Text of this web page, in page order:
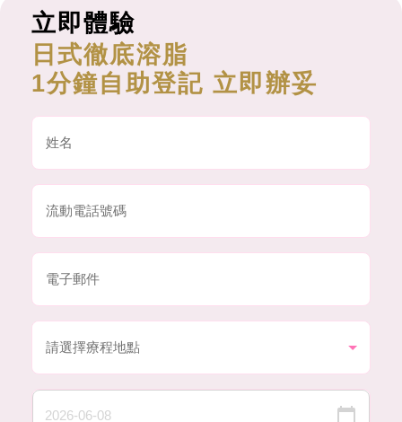
立即體驗
日式徹底溶脂
1分鐘自助登記 立即辦妥